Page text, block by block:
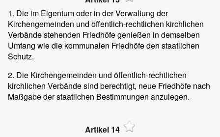
1. Die im Eigentum oder in der Verwaltung der
Kirchengemeinden und öffentlich-rechtlichen kirchlichen
Verbände stehenden Friedhöfe genießen in demselben
Umfang wie die kommunalen Friedhöfe den staatlichen
Schutz.
2. Die Kirchengemeinden und öffentlich-rechtlichen
kirchlichen Verbände sind berechtigt, neue Friedhöfe nach
Maßgabe der staatlichen Bestimmungen anzulegen.
Artikel 14